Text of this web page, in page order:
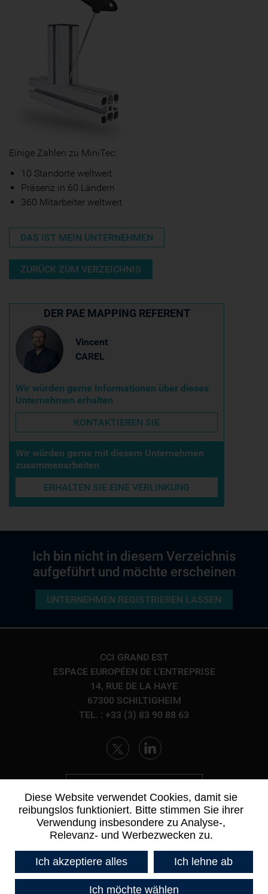
Einige Zahlen zu MiniTec:
10 Standorte weltweit
Präsenz in 60 Ländern
360 Mitarbeiter weltweit
DAS IST MEIN UNTERNEHMEN
ZURÜCK ZUM VERZEICHNIS
DER PAE MAPPING REFERENT
Vincent
CAREL
Wir würden gerne Informationen über dieses
Unternehmen erhalten
KONTAKTIEREN SIE
Wir würden gerne mit diesem Unternehmen
zusammenarbeiten
ERHALTEN SIE EINE VERLINKUNG
Ich bin nicht in diesem Verzeichnis
aufgeführt und möchte erscheinen
UNTERNEHMEN REGISTRIEREN LASSEN
CCI GRAND EST
ESPACE EUROPÉEN DE L'ENTREPRISE
14, RUE DE LA HAYE
67300 SCHILTIGHEIM
TEL. : +33 (3) 83 90 88 63
Diese Website verwendet Cookies, damit sie
reibungslos funktioniert. Bitte stimmen Sie ihrer
Verwendung insbesondere zu Analyse-,
Relevanz- und Werbezwecken zu.
Ich akzeptiere alles Ich lehne ab
Ich möchte wählen